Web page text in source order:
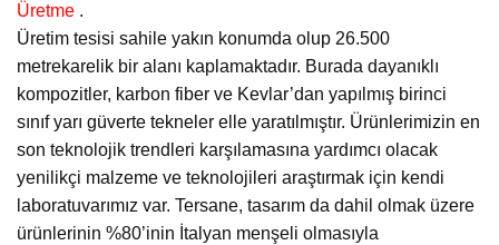
Üretme .
Üretim tesisi sahile yakın konumda olup 26.500
metrekarelik bir alanı kaplamaktadır. Burada dayanıklı
kompozitler, karbon fiber ve Kevlar’dan yapılmış birinci
sınıf yarı güverte tekneler elle yaratılmıştır. Ürünlerimizin en
son teknolojik trendleri karşılamasına yardımcı olacak
yenilikçi malzeme ve teknolojileri araştırmak için kendi
laboratuvarımız var. Tersane, tasarım da dahil olmak üzere
ürünlerinin %80’inin İtalyan menşeli olmasıyla